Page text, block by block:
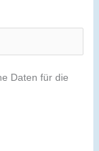
Daten für die